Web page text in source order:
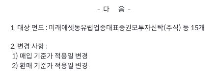
- 다 음 -
1. 대상 펀드 : 미래에셋동유럽업종대표증권모투자신탁(주식) 등 15개
2. 변경 사항 :
1) 매입 기준가 적용일 변경
2) 환매 기준가 적용일 변경